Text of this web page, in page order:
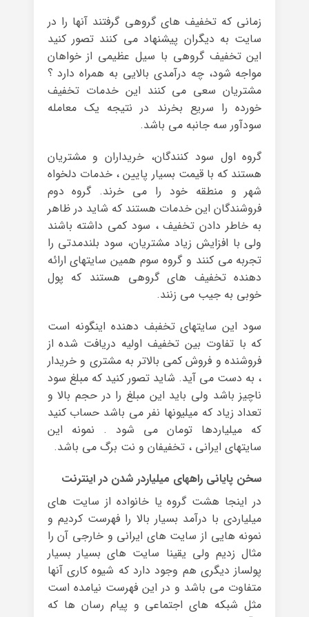
زمانی که تخفیف های گروهی گرفتند آنها را در
سایت به دیگران پیشنهاد می کنند تصور کنید
این تخفیف گروهی با سیل عظیمی از خواهان
مواجه شود، چه درآمدی بالایی به همراه دارد ؟
مشتریان سعی می کنند این خدمات تخفیف
خورده را سریع بخرند در نتیجه یک معامله
سودآور سه جانبه می باشد.
گروه اول سود کنندگان، خریداران و مشتریان
هستند که با قیمت بسیار پایین ، خدمات دلخواه
شهر و منطقه خود را می خرند. گروه دوم
فروشندگان این خدمات هستند که شاید در ظاهر
به خاطر دادن تخفیف ، سود کمی داشته باشند
ولی با افزایش زیاد مشتریان، سود بلندمدتی را
تجربه می کنند و گروه سوم همین سایتهای ارائه
دهنده تخفیف های گروهی هستند که پول
خوبی به جیب می زنند.
سود این سایتهای تخفبف دهنده اینگونه است
که با تفاوت بین تخفیف اولیه دریافت شده از
فروشنده و فروش کمی بالاتر به مشتری و خریدار
، به دست می آید. شاید تصور کنید که مبلغ سود
ناچیز باشد ولی باید این مبلغ را در حجم بالا و
تعداد زیاد که میلیونها نفر می باشد حساب کنید
که میلیاردها تومان می شود . نمونه این
سایتهای ایرانی ، تخفیفان و نت برگ می باشد.
سخن پایانی راههای میلیاردر شدن در اینترنت
در اینجا هشت گروه یا خانواده از سایت های
میلیاردی با درآمد بسیار بالا را فهرست کردیم و
نمونه هایی از سایت های ایرانی و خارجی آن را
مثال زدیم ولی یقینا سایت های بسیار بسیار
پولساز دیگری هم وجود دارد که شیوه کاری آنها
متفاوت می باشد و در این فهرست نیامده است
مثل شبکه های اجتماعی و پیام رسان ها که